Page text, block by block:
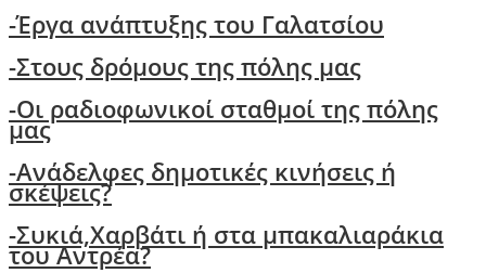
-Έργα ανάπτυξης του Γαλατσίου
-Στους δρόμους της πόλης μας
-Oι ραδιοφωνικοί σταθμοί της πόλης
μας
-Ανάδελφες δημοτικές κινήσεις ή
σκέψεις?
-Συκιά,Χαρβάτι ή στα μπακαλιαράκια
του Αντρέα?